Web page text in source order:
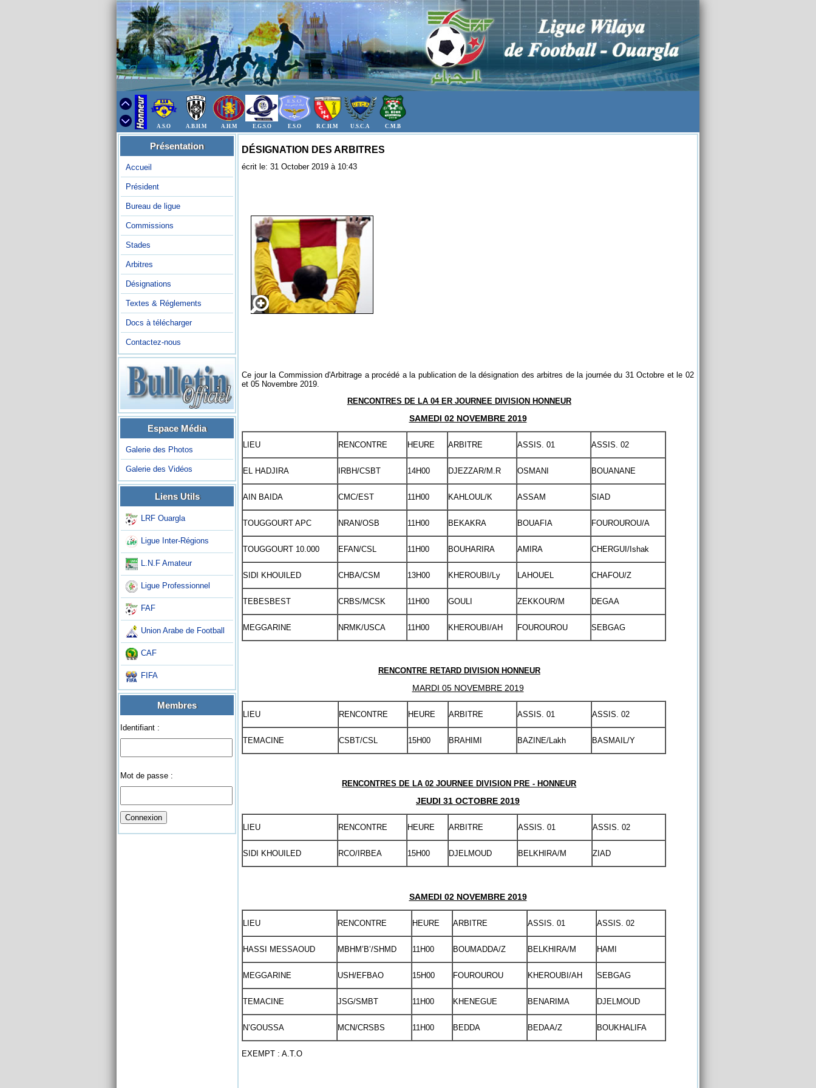
A.S.O A.B.H.M A.H.M E.G.S.O E.S.O R.C.H.M U.S.C.A C.M.B
Présentation
Accueil
Président
Bureau de ligue
Commissions
Stades
Arbitres
Désignations
Textes & Réglements
Docs à télécharger
Contactez-nous
Espace Média
Galerie des Photos
Galerie des Vidéos
Liens Utils
LRF Ouargla
Ligue Inter-Régions
L.N.F Amateur
Ligue Professionnel
FAF
Union Arabe de Football
CAF
FIFA
Membres
Identifiant :
Mot de passe :
DÉSIGNATION DES ARBITRES
écrit le: 31 October 2019 à 10:43
Ce jour la Commission d'Arbitrage a procédé a la publication de la désignation des arbitres de la journée du 31 Octobre et le 02
et 05 Novembre 2019.
RENCONTRES DE LA 04 ER JOURNEE DIVISION HONNEUR
SAMEDI 02 NOVEMBRE 2019
LIEU RENCONTRE HEURE ARBITRE ASSIS. 01 ASSIS. 02
EL HADJIRA IRBH/CSBT 14H00 DJEZZAR/M.R OSMANI BOUANANE
AIN BAIDA CMC/EST 11H00 KAHLOUL/K ASSAM SIAD
TOUGGOURT APC NRAN/OSB 11H00 BEKAKRA BOUAFIA FOUROUROU/A
TOUGGOURT 10.000 EFAN/CSL 11H00 BOUHARIRA AMIRA CHERGUI/Ishak
SIDI KHOUILED CHBA/CSM 13H00 KHEROUBI/Ly LAHOUEL CHAFOU/Z
TEBESBEST CRBS/MCSK 11H00 GOULI ZEKKOUR/M DEGAA
MEGGARINE NRMK/USCA 11H00 KHEROUBI/AH FOUROUROU SEBGAG
RENCONTRE RETARD DIVISION HONNEUR
MARDI 05 NOVEMBRE 2019
LIEU RENCONTRE HEURE ARBITRE ASSIS. 01 ASSIS. 02
TEMACINE CSBT/CSL 15H00 BRAHIMI BAZINE/Lakh BASMAIL/Y
RENCONTRES DE LA 02 JOURNEE DIVISION PRE - HONNEUR
JEUDI 31 OCTOBRE 2019
LIEU RENCONTRE HEURE ARBITRE ASSIS. 01 ASSIS. 02
SIDI KHOUILED RCO/IRBEA 15H00 DJELMOUD BELKHIRA/M ZIAD
SAMEDI 02 NOVEMBRE 2019
LIEU RENCONTRE HEURE ARBITRE ASSIS. 01 ASSIS. 02
HASSI MESSAOUD MBHM’B’/SHMD 11H00 BOUMADDA/Z BELKHIRA/M HAMI
MEGGARINE USH/EFBAO 15H00 FOUROUROU KHEROUBI/AH SEBGAG
TEMACINE JSG/SMBT 11H00 KHENEGUE BENARIMA DJELMOUD
N’GOUSSA MCN/CRSBS 11H00 BEDDA BEDAA/Z BOUKHALIFA
EXEMPT : A.T.O